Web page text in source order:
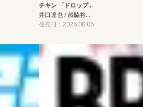
チキン 「ドロップ…
井口達也 / 歳脇将…
発売日：2026.08.06